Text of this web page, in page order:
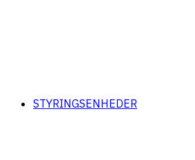
STYRINGSENHEDER